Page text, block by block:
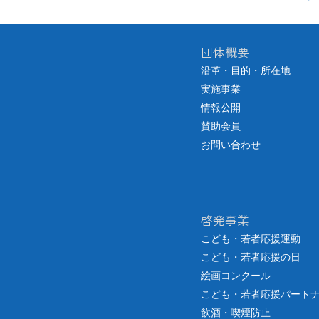
団体概要
沿革・目的・所在地
実施事業
情報公開
賛助会員
お問い合わせ
啓発事業
こども・若者応援運動
こども・若者応援の日
絵画コンクール
こども・若者応援パート
飲酒・喫煙防止